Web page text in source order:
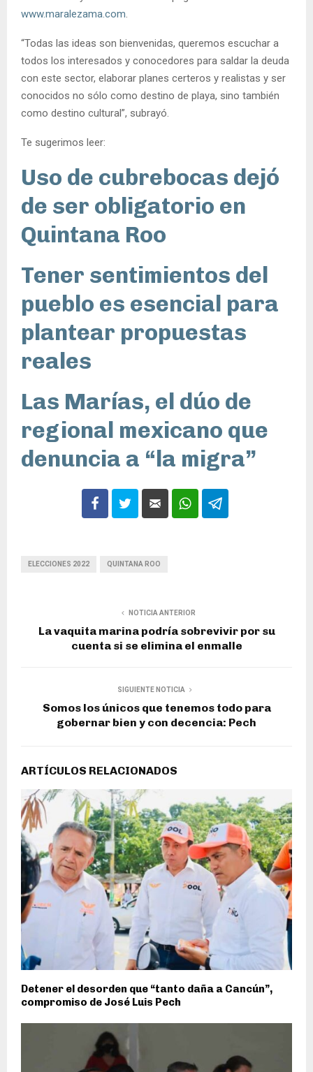
www.maralezama.com.
“Todas las ideas son bienvenidas, queremos escuchar a
todos los interesados y conocedores para saldar la deuda
con este sector, elaborar planes certeros y realistas y ser
conocidos no sólo como destino de playa, sino también
como destino cultural”, subrayó.
Te sugerimos leer:
Uso de cubrebocas dejó
de ser obligatorio en
Quintana Roo
Tener sentimientos del
pueblo es esencial para
plantear propuestas
reales
Las Marías, el dúo de
regional mexicano que
denuncia a “la migra”
ELECCIONES 2022 QUINTANA ROO
NOTICIA ANTERIOR
La vaquita marina podría sobrevivir por su
cuenta si se elimina el enmalle
SIGUIENTE NOTICIA
Somos los únicos que tenemos todo para
gobernar bien y con decencia: Pech
ARTÍCULOS RELACIONADOS
Detener el desorden que “tanto daña a Cancún”,
compromiso de José Luis Pech